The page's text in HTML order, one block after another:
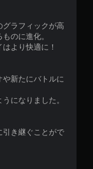
グラフィックが高
のに進化。
より快適に！
や新たにバトルに
になりました。
引き継ぐことがで